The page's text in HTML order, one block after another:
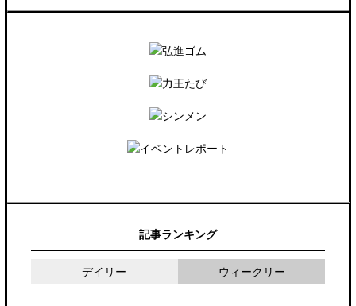
記事ランキング
デイリー ウィークリー